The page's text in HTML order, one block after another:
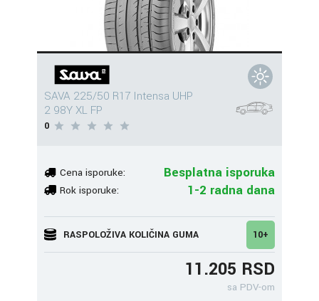
SAVA 225/50 R17 Intensa UHP
2 98Y XL FP
0
Cena isporuke: Besplatna isporuka
Rok isporuke: 1-2 radna dana
RASPOLOŽIVA KOLIČINA GUMA 10+
11.205 RSD
sa PDV-om